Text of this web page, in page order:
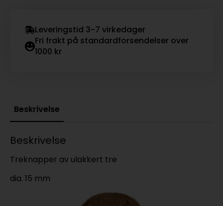
Leveringstid 3-7 virkedager
Fri frakt på standardforsendelser over
1000 kr
Beskrivelse
Beskrivelse
Treknapper av ulakkert tre
dia. 15 mm